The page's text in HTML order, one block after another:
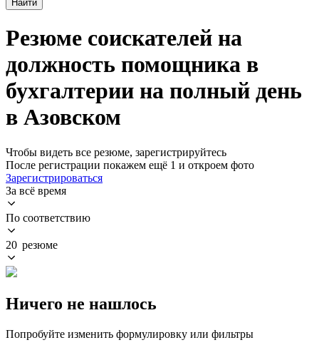
Найти
Резюме соискателей на
должность помощника в
бухгалтерии на полный день
в Азовском
Чтобы видеть все резюме, зарегистрируйтесь
После регистрации покажем ещё 1 и откроем фото
Зарегистрироваться
За всё время
По соответствию
20 резюме
Ничего не нашлось
Попробуйте изменить формулировку или фильтры